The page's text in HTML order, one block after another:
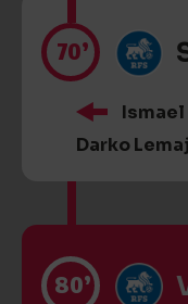
70’
Ismael
Darko
80’